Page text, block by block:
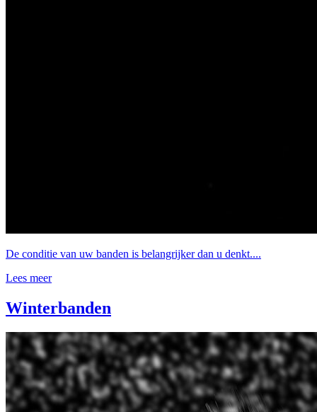
De conditie van uw banden is belangrijker dan u denkt....
Lees meer
Winterbanden